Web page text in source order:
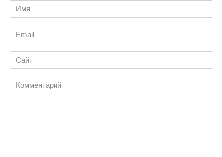
Имя
*
Email
*
Сайт
Комментарий